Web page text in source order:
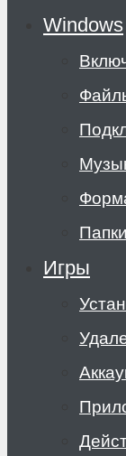
Windows
Папки
Игры